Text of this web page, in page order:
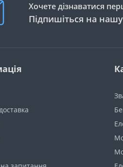
Хочете дізнаватися
Підпишіться на